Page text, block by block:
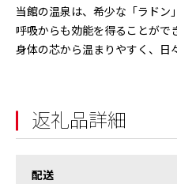
当館の温泉は、希少な「ラドン
呼吸からも効能を得ることがで
身体の芯から温まりやすく、日
返礼品詳細
配送